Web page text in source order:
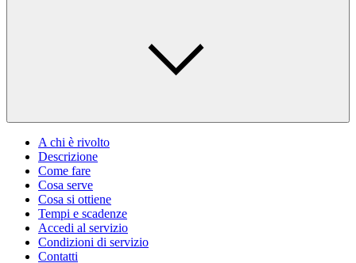
A chi è rivolto
Descrizione
Come fare
Cosa serve
Cosa si ottiene
Tempi e scadenze
Accedi al servizio
Condizioni di servizio
Contatti